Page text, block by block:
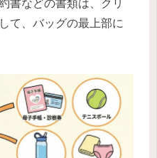
書などの書類は、クリ
て、バッグの最上部に